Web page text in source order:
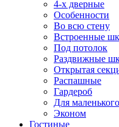
4-х дверные
Особенности
Во всю стену
Встроенные
Под потолок
Раздвижные
Открытая
Распашные
Гардероб
Для
Эконом
Гостиные